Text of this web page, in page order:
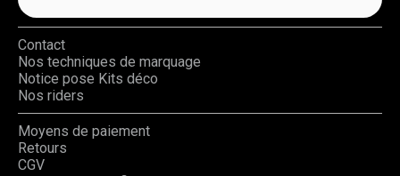
Contact
Nos techniques de marquage
Notice pose Kits déco
Nos riders
Moyens de paiement
Retours
CGV